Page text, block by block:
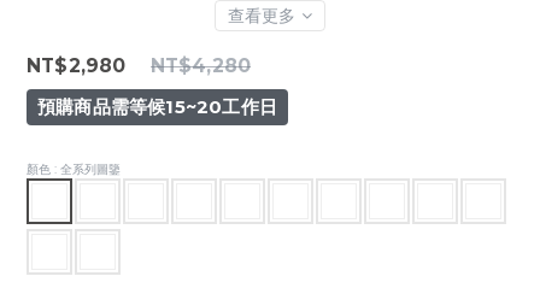
查看更多
NT$2,980
NT$4,280
預購商品需等候15~20工作日
顏色 : 全系列圖鑒